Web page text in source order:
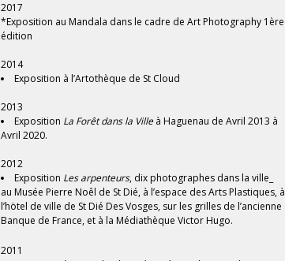
2017
*Exposition au Mandala dans le cadre de Art Photography 1ère
édition
2014
Exposition à l’Artothèque de St Cloud
2013
Exposition La Forêt dans la Villeà Haguenau de Avril 2013 à
Avril 2020.
2012
Exposition Les arpenteurs, dix photographes dans la ville_
au Musée Pierre Noêl de St Dié, à l’espace des Arts Plastiques, à
l’hötel de ville de St Dié Des Vosges, sur les grilles de l’ancienne
Banque de France, et à la Médiathèque Victor Hugo.
2011